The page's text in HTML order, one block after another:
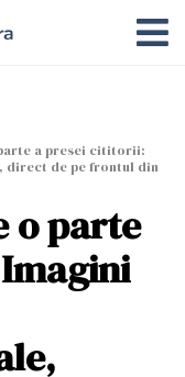
a presei cititorii:
direct de pe frontul din
o parte